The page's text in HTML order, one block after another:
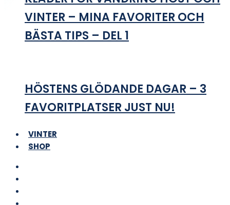
VINTER – MINA FAVORITER OCH
BÄSTA TIPS – DEL 1
HÖSTENS GLÖDANDE DAGAR – 3
FAVORITPLATSER JUST NU!
VINTER
SHOP